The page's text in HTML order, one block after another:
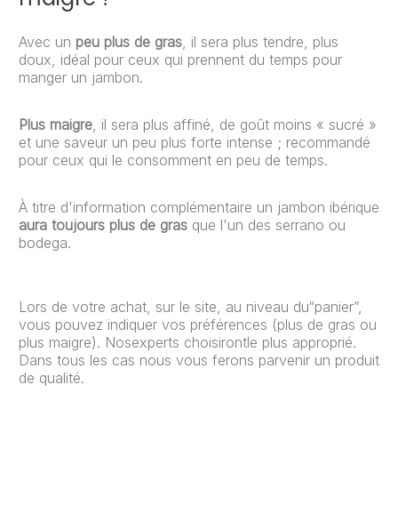
Avec un peu plus de gras , il sera plus tendre, plus
doux, idéal pour ceux qui prennent du temps pour
manger un jambon.
Plus maigre , il sera plus affiné, de goût moins « sucré »
et une saveur un peu plus forte intense ; recommandé
pour ceux qui le consomment en peu de temps.
À titre d'information complémentaire un jambon ibérique
aura toujours plus de gras que l'un des serrano ou
bodega.
Lors de votre achat, sur le site, au niveau du“panier”,
vous pouvez indiquer vos préférences (plus de gras ou
plus maigre). Nosexperts choisirontle plus approprié.
Dans tous les cas nous vous ferons parvenir un produit
de qualité.